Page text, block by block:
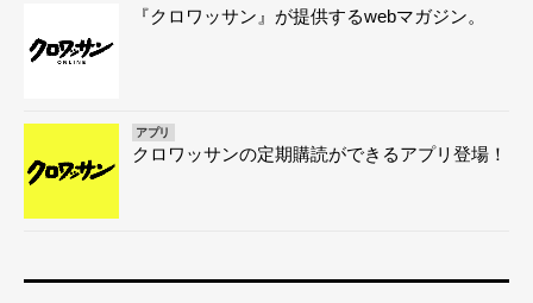
『クロワッサン』が提供するwebマガジン。
アプリ
クロワッサンの定期購読ができるアプリ登場！